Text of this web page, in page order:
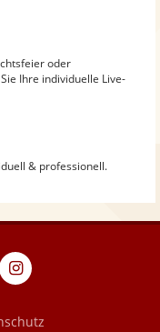
oder
Ihre individuelle Live-
& professionell.
eventpeppers